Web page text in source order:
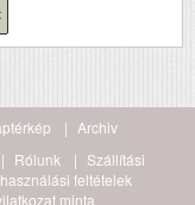
Archiv
Rólunk
Szállítási
feltételek
minta